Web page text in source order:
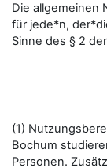
Die allgemeinen
für jede*n,
Sinne des § 2
(1)
Bochum
Personen.